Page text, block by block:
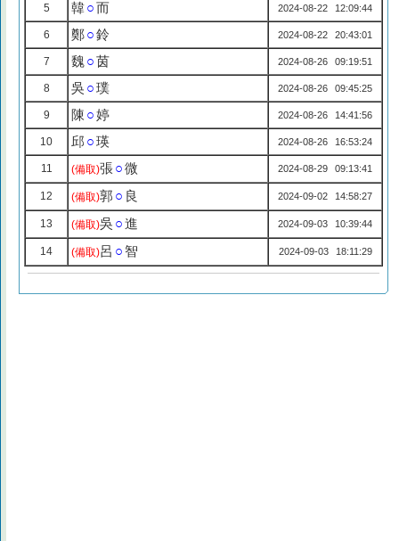
5 韓○而 2024-08-22 12:09:44
6 鄭○鈴 2024-08-22 20:43:01
7 魏 ○茵 2024-08-26 09:19:51
8 吳 ○璞 2024-08-26 09:45:25
9 陳 ○婷 2024-08-26 14:41:56
10 邱 ○瑛 2024-08-26 16:53:24
11 (備取)張○微 2024-08-29 09:13:41
12 (備取)郭 ○ 良 2024-09-02 14:58:27
13 (備取)吳 ○進 2024-09-03 10:39:44
14 (備取)呂 ○ 智 2024-09-03 18:11:29